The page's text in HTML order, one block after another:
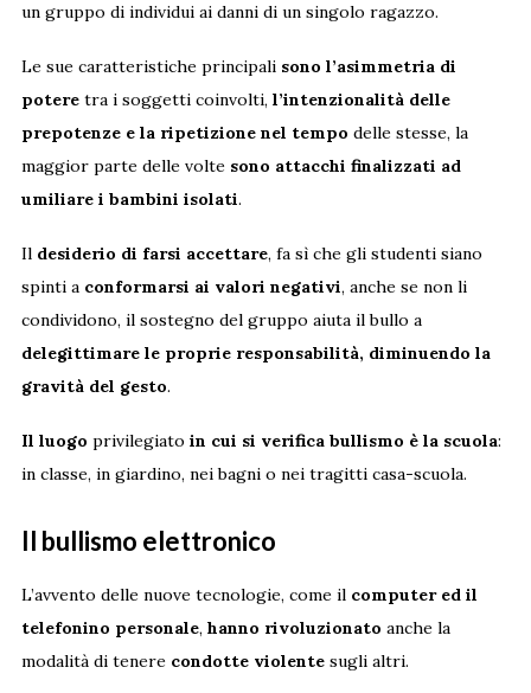
un gruppo di individui ai danni di un singolo ragazzo.
Le sue caratteristiche principali sono l’asimmetria di
poteretra i soggetti coinvolti, l’intenzionalità delle
prepotenze e la ripetizione nel tempo delle stesse, la
maggior parte delle voltesono attacchi finalizzati ad
umiliare i bambini isolati.
Il desiderio di farsi accettare, fa sì che gli studenti siano
spinti a conformarsi ai valori negativi, anche se non li
condividono, il sostegno del gruppo aiuta il bullo a
delegittimare le proprie responsabilità, diminuendo la
gravità del gesto.
Il luogo privilegiato in cui si verifica bullismo è la scuola:
in classe, in giardino, nei bagni o nei tragitti casa-scuola.
Il bullismo elettronico
L’avvento delle nuove tecnologie, come il computer ed il
telefonino personale, hanno rivoluzionato anche la
modalità di tenere condotte violentesugli altri.